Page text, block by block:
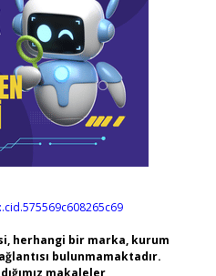
herhangi bir marka, kurum
bulunmamaktadır.
makaleler